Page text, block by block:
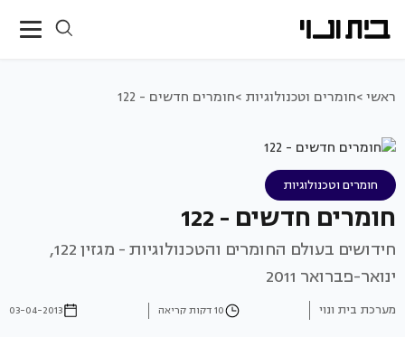
ראשי >חומרים וטכנולוגיות >חומרים חדשים - 122
חומרים וטכנולוגיות
חומרים חדשים - 122
חידושים בעולם החומרים והטכנולוגיות - מגזין 122,
ינואר-פברואר 2011
מערכת בית ונוי 10 דקות קריאה 03-04-2013